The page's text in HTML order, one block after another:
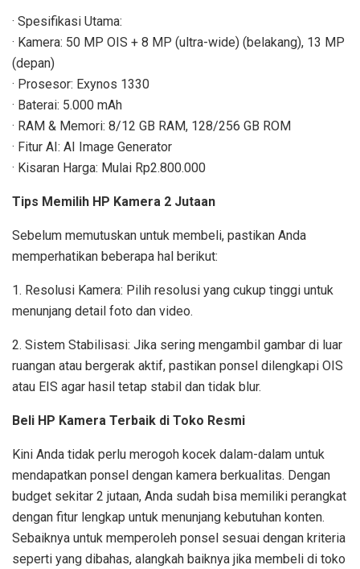
· Spesifikasi Utama:
· Kamera: 50 MP OIS + 8 MP (ultra-wide) (belakang), 13 MP
(depan)
· Prosesor: Exynos 1330
· Baterai: 5.000 mAh
· RAM & Memori: 8/12 GB RAM, 128/256 GB ROM
· Fitur AI: AI Image Generator
· Kisaran Harga: Mulai Rp2.800.000
Tips Memilih HP Kamera 2 Jutaan
Sebelum memutuskan untuk membeli, pastikan Anda
memperhatikan beberapa hal berikut:
1. Resolusi Kamera: Pilih resolusi yang cukup tinggi untuk
menunjang detail foto dan video.
2. Sistem Stabilisasi: Jika sering mengambil gambar di luar
ruangan atau bergerak aktif, pastikan ponsel dilengkapi OIS
atau EIS agar hasil tetap stabil dan tidak blur.
Beli HP Kamera Terbaik di Toko Resmi
Kini Anda tidak perlu merogoh kocek dalam-dalam untuk
mendapatkan ponsel dengan kamera berkualitas. Dengan
budget sekitar 2 jutaan, Anda sudah bisa memiliki perangkat
dengan fitur lengkap untuk menunjang kebutuhan konten.
Sebaiknya untuk memperoleh ponsel sesuai dengan kriteria
seperti yang dibahas, alangkah baiknya jika membeli di toko